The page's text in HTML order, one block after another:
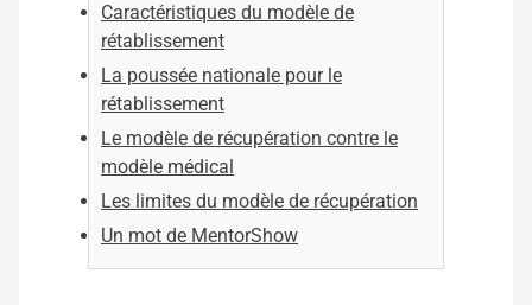
Caractéristiques du modèle de
rétablissement
La poussée nationale pour le
rétablissement
Le modèle de récupération contre le
modèle médical
Les limites du modèle de récupération
Un mot de MentorShow